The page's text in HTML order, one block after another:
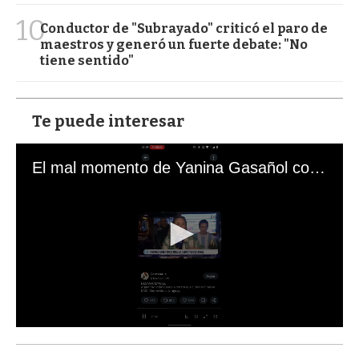
10Conductor de "Subrayado" criticó el paro de
maestros y generó un fuerte debate: "No
tiene sentido"
Te puede interesar
El mal momento de Yanina Gasañol con un hincha argentino en "Subrayado"
s